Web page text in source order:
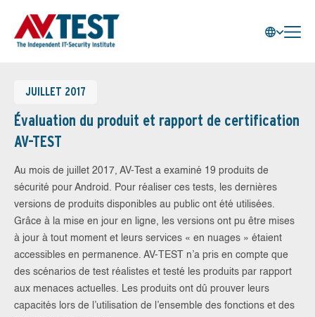
JUILLET 2017
Évaluation du produit et rapport de certification
AV-TEST
Au mois de juillet 2017, AV-Test a examiné 19 produits de
sécurité pour Android. Pour réaliser ces tests, les dernières
versions de produits disponibles au public ont été utilisées.
Grâce à la mise en jour en ligne, les versions ont pu être mises
à jour à tout moment et leurs services « en nuages » étaient
accessibles en permanence. AV-TEST n’a pris en compte que
des scénarios de test réalistes et testé les produits par rapport
aux menaces actuelles. Les produits ont dû prouver leurs
capacités lors de l’utilisation de l’ensemble des fonctions et des